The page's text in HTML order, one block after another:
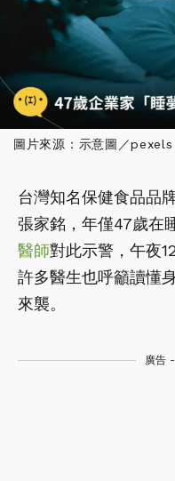
圖片來源：示意圖／pexels
台灣知名保健食品品
張家銘，年僅47歲在
醫師對此示警，午夜
許多醫生也呼籲讀懂
來襲。
廣告